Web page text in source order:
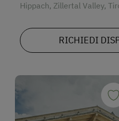
Hippach, Zillertal Valley,
RICHIEDI